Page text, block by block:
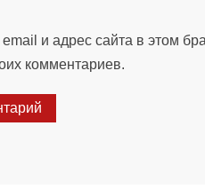
и адрес сайта в этом
комментариев.